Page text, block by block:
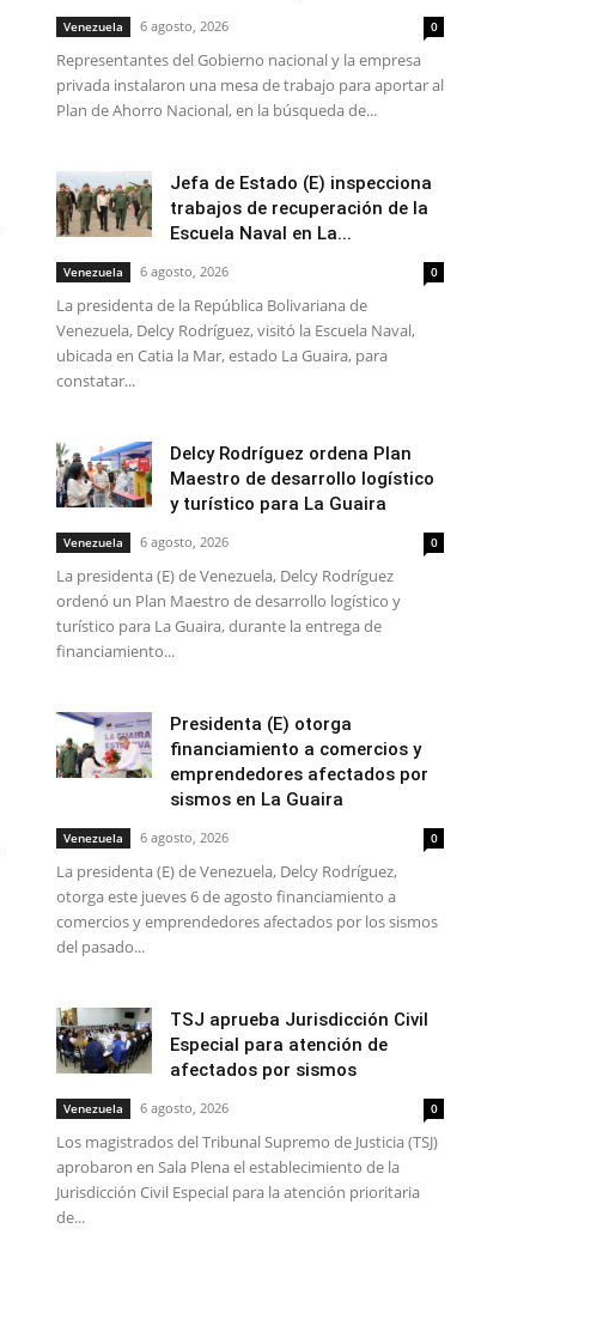
Venezuela 6 agosto, 2026 0
Representantes del Gobierno nacional y la empresa
privada instalaron una mesa de trabajo para aportar al
Plan de Ahorro Nacional, en la búsqueda de...
Jefa de Estado (E) inspecciona
trabajos de recuperación de la
Escuela Naval en La...
Venezuela 6 agosto, 2026 0
La presidenta de la República Bolivariana de
Venezuela, Delcy Rodríguez, visitó la Escuela Naval,
ubicada en Catia la Mar, estado La Guaira, para
constatar...
Delcy Rodríguez ordena Plan
Maestro de desarrollo logístico
y turístico para La Guaira
Venezuela 6 agosto, 2026 0
La presidenta (E) de Venezuela, Delcy Rodríguez
ordenó un Plan Maestro de desarrollo logístico y
turístico para La Guaira, durante la entrega de
financiamiento...
Presidenta (E) otorga
financiamiento a comercios y
emprendedores afectados por
sismos en La Guaira
Venezuela 6 agosto, 2026 0
La presidenta (E) de Venezuela, Delcy Rodríguez,
otorga este jueves 6 de agosto financiamiento a
comercios y emprendedores afectados por los sismos
del pasado...
TSJ aprueba Jurisdicción Civil
Especial para atención de
afectados por sismos
Venezuela 6 agosto, 2026 0
Los magistrados del Tribunal Supremo de Justicia (TSJ)
aprobaron en Sala Plena el establecimiento de la
Jurisdicción Civil Especial para la atención prioritaria
de...